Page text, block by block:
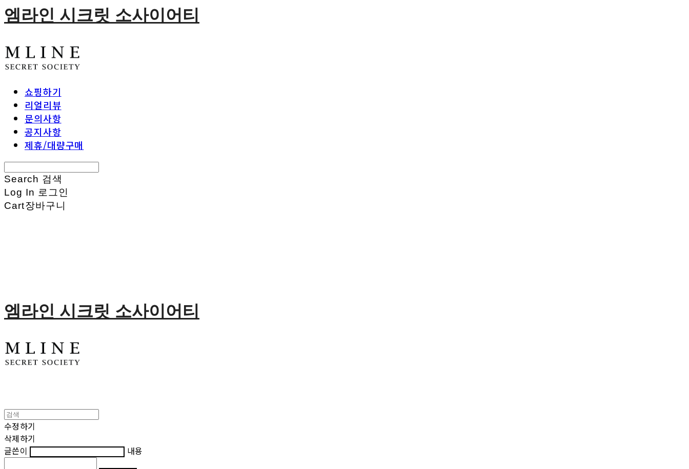
엠라인 시크릿 소사이어티
쇼핑하기
리얼리뷰
문의사항
공지사항
제휴/대량구매
Search 검색
Log In 로그인
Cart장바구니
엠라인 시크릿 소사이어티
수정하기
삭제하기
글쓴이
내용